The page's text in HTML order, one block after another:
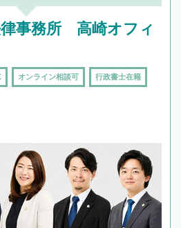
事務所 高崎オフィ
オンライン相談可 行政書士在籍